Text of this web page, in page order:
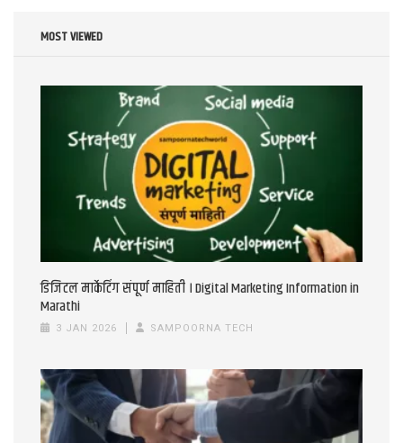
MOST VIEWED
डिजिटल मार्केटिंग संपूर्ण माहिती । Digital Marketing Information in
Marathi
3 JAN 2026 SAMPOORNA TECH